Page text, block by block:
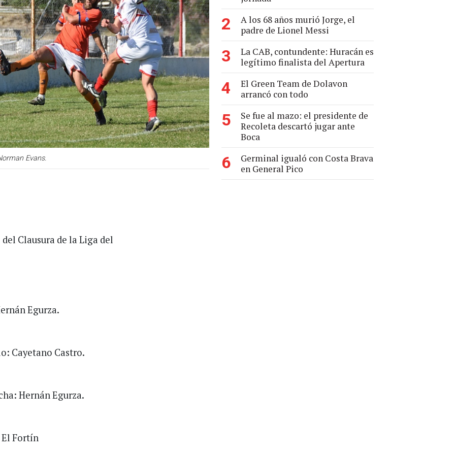
Evans.
Clausura de la Liga del
Egurza.
Cayetano Castro.
Hernán Egurza.
El Fortín
2
A los 68 años murió Jorge, el
padre de Lionel Messi
3
La CAB, contundente: Huracán es
legítimo finalista del Apertura
4
El Green Team de Dolavon
arrancó con todo
5
Se fue al mazo: el presidente de
Recoleta descartó jugar ante
Boca
6
Germinal igualó con Costa Brava
en General Pico